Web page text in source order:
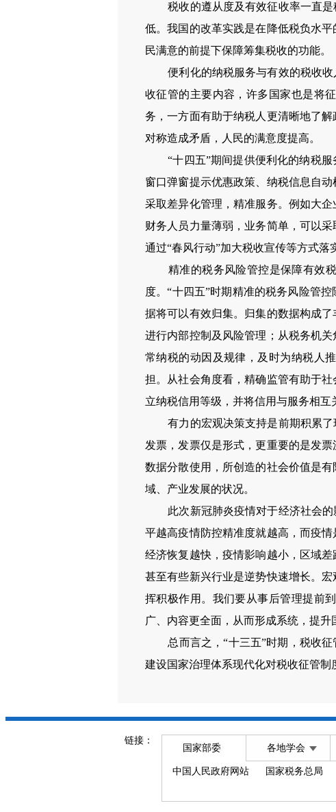
税收的遵从度及有效征收率一直
低。我国的改革实践是在降低税负水
民满意的前提下保障筹集税收的功能。
便利化的纳税服务与有效的税收
收征管的主要内容，许多国家也是将
务，一方面有助于纳税人更清晰地了
对称造成矛盾，人民的满意度提高。
“十四五”期间提供便利化的纳税
窗口弹窗提示优惠政策、纳税信息自
采取差异化管理，精准服务。例如大
财务人员力量薄弱，业务简单，可以
通过“春风行动”加大税收宣传等方式落
精准的税务风险管控是保障有效
度。“十四五”时期精准的税务风险管
据将可以有效归集。归集的数据构成
进行内部控制及风险管理；从税务机
常纳税的动因及规律，及时为纳税人
担。从社会角度看，精确监管有助于
立纳税信用等级，并将信用与服务相互
有力的宏观决策支持是前期积累
发票，发票仅是形式，更重要的是发
数据分散使用，所创造的社会价值是
域、产业发展的状况。
此次新冠肺炎疫情对于经济社会
平越高疫情防控精准度就越高，而疫
经济恢复越快，疫情影响越小，区域
甚至有些新兴行业是逆势快速增长。
挥积极作用。我们要从事后管理提前
广、内容更全面，从而形成系统，提升
总而言之，“十三五”时期，税收
建设国家治理体系现代化对税收征管制
链接：
国家部委 各地学会
中国人民政府网站 国家税务总局